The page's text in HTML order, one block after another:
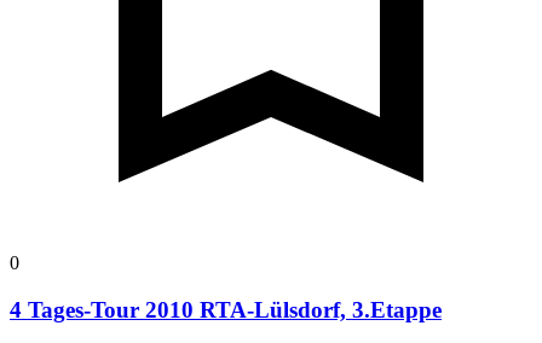
0
4 Tages-Tour 2010 RTA-Lülsdorf, 3.Etappe